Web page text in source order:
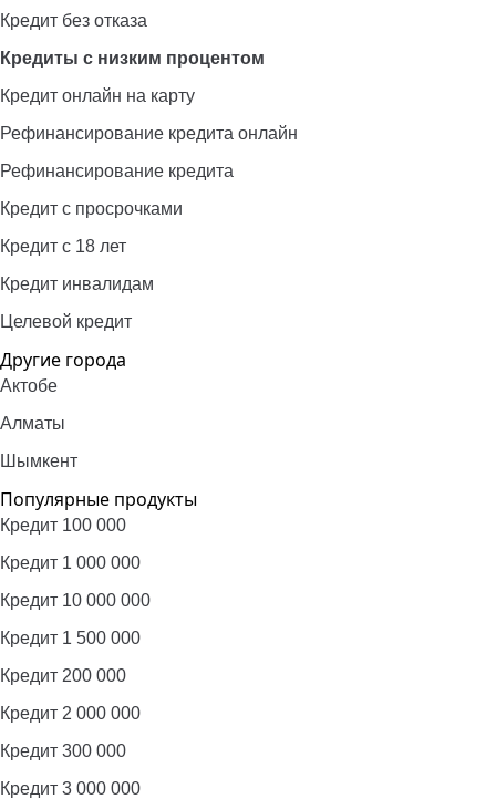
Кредит без отказа
Кредиты с низким процентом
Кредит онлайн на карту
Рефинансирование кредита онлайн
Рефинансирование кредита
Кредит с просрочками
Кредит с 18 лет
Кредит инвалидам
Целевой кредит
Другие города
Актобе
Алматы
Шымкент
Популярные продукты
Кредит 100 000
Кредит 1 000 000
Кредит 10 000 000
Кредит 1 500 000
Кредит 200 000
Кредит 2 000 000
Кредит 300 000
Кредит 3 000 000